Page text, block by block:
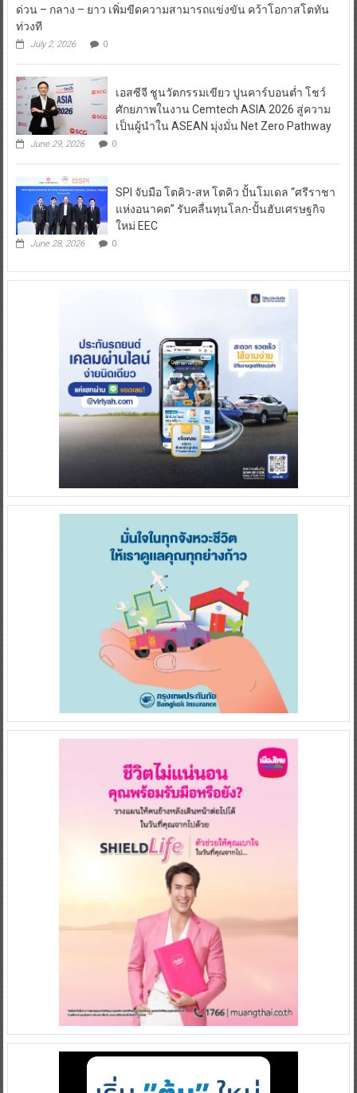
ด่วน – กลาง – ยาว เพิ่มขีดความสามารถแข่งขัน คว้าโอกาสโตทัน
ท่วงที
July 2, 2026 0
เอสซีจี ชูนวัตกรรมเขียว ปูนคาร์บอนต่ำ โชว์
ศักยภาพในงาน Cemtech ASIA 2026 สู่ความ
เป็นผู้นำใน ASEAN มุ่งมั่น Net Zero Pathway
June 29, 2026 0
SPI จับมือ โตคิว-สห โตคิว ปั้นโมเดล “ศรีราชา
แห่งอนาคต” รับคลื่นทุนโลก-ปั้นฮับเศรษฐกิจ
ใหม่ EEC
June 28, 2026 0